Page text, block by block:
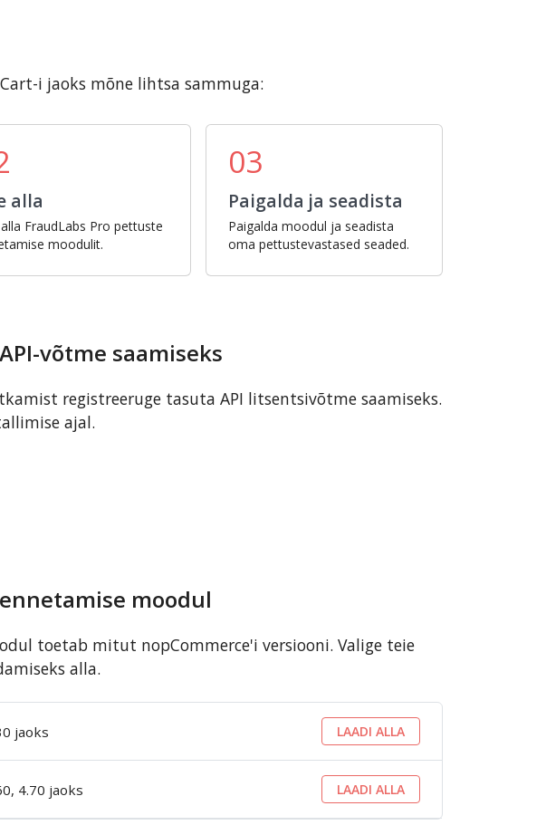
i jaoks mõne lihtsa sammuga:
alla
FraudLabs Pro pettuste
moodulit.
03
Paigalda ja seadista
Paigalda moodul ja seadista
oma pettustevastased seaded.
võtme saamiseks
registreeruge tasuta API litsentsivõtme saamiseks.
ajal.
moodul
toetab mitut nopCommerce'i versiooni. Valige teie
alla.
jaoks LAADI ALLA
4.70 jaoks LAADI ALLA